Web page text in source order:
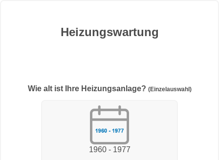
Heizungswartung
Wie alt ist Ihre Heizungsanlage? (Einzelauswahl)
1960 - 1977